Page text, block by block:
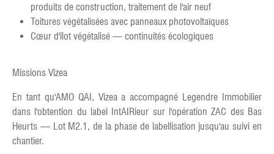
produits de construction, traitement de l'air neuf
Toitures végétalisées avec panneaux photovoltaïques
Cœur d'îlot végétalisé — continuités écologiques
Missions Vizea
En tant qu'AMO QAI, Vizea a accompagné Legendre Immobilier
dans l'obtention du label IntAIRieur sur l'opération ZAC des Bas
Heurts — Lot M2.1, de la phase de labellisation jusqu'au suivi en
chantier.